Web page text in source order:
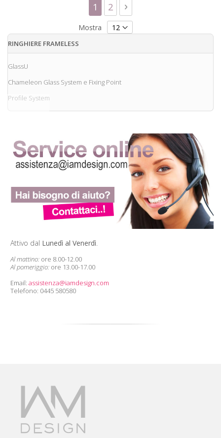
Pagina
Attualmente stai leggendo la
1 Pagina
2 Pagina
Successivo
Mostra
RINGHIERE FRAMELESS
GlassU
Chameleon Glass System e Fixing Point
Profile System
Attivo dal Lunedì al Venerdì.
Al mattino: ore 8.00-12.00
Al pomeriggio: ore 13.00-17.00
Email: assistenza@iamdesign.com
Telefono: 0445 580580